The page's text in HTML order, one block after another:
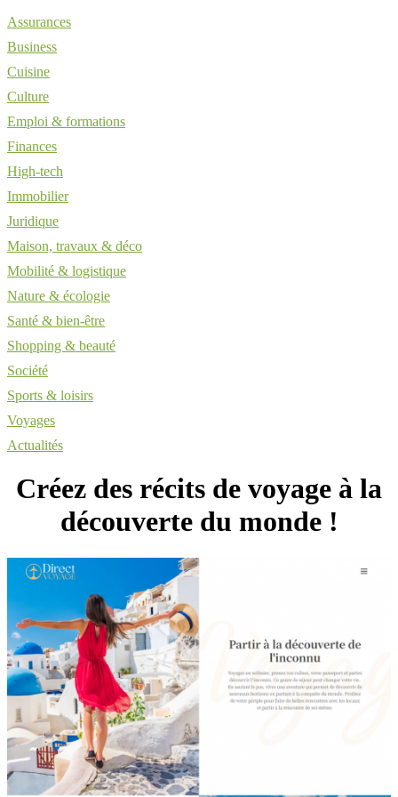
Assurances
Business
Cuisine
Culture
Emploi & formations
Finances
High-tech
Immobilier
Juridique
Maison, travaux & déco
Mobilité & logistique
Nature & écologie
Santé & bien-être
Shopping & beauté
Société
Sports & loisirs
Voyages
Actualités
Créez des récits de voyage à la
découverte du monde !